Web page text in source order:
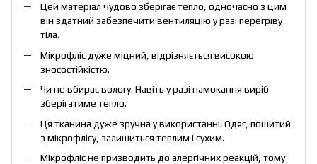
Цей матеріал чудово зберігає тепло, одночасно з цим
він здатний забезпечити вентиляцію у разі перегріву
тіла.
Мікрофліс дуже міцний, відрізняється високою
зносостійкістю.
Чи не вбирає вологу. Навіть у разі намокання виріб
зберігатиме тепло.
Ця тканина дуже зручна у використанні. Одяг, пошитий
з мікрофлісу, залишиться теплим і сухим.
Мікрофліс не призводить до алергічних реакцій, тому